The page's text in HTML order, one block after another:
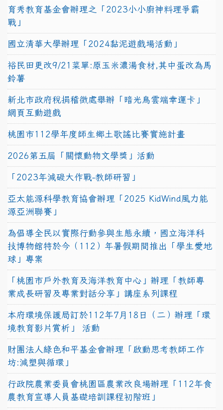
育秀教育基金會辦理之「2023小小廚神料理爭霸
戰」
國立清華大學辦理「2024黏泥遊戲場活動」
裕民田更改9/21菜單:原玉米濃湯食材,其中蛋改為馬
鈴薯
新北市政府稅捐稽徵處舉辦「暗光鳥雲端幸運卡」
網頁互動遊戲
桃園市112學年度師生鄉土歌謠比賽實施計畫
2026第五屆「關懷動物文學獎」活動
「2023年減碳大作戰-教師研習」
亞太能源科學教育協會辦理「2025 KidWind風力能
源亞洲聯賽」
為倡導全民以實際行動參與生態永續，國立海洋科
技博物館特於今（112）年暑假期間推出「學生愛地
球」專案
「桃園市戶外教育及海洋教育中心」辦理「教師專
業成長研習及專業對話分享」講座系列課程
本府環境保護局訂於112年7月18日（二）辦理「環
境教育影片賞析」 活動
財團法人綠色和平基金會辦理「啟動思考教師工作
坊:減塑與循環」
行政院農業委員會桃園區農業改良場辦理「112年食
農教育宣導人員基礎培訓課程初階班」